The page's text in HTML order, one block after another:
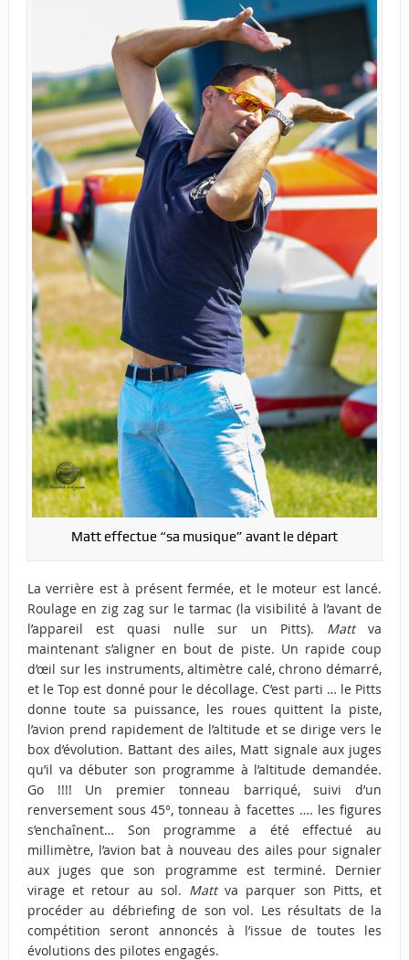
Matt effectue “sa musique” avant le départ
La verrière est à présent fermée, et le moteur est lancé.
Roulage en zig zag sur le tarmac (la visibilité à l’avant de
l’appareil est quasi nulle sur un Pitts). Mattva
maintenant s’aligner en bout de piste. Un rapide coup
d’œil sur les instruments, altimètre calé, chrono démarré,
et le Top est donné pour le décollage. C’est parti … le Pitts
donne toute sa puissance, les roues quittent la piste,
l’avion prend rapidement de l’altitude et se dirige vers le
box d’évolution. Battant des ailes, Matt signale aux juges
qu’il va débuter son programme à l’altitude demandée.
Go !!!! Un premier tonneau barriqué, suivi d’un
renversement sous 45°, tonneau à facettes …. les figures
s’enchaînent… Son programme a été effectué au
millimètre, l’avion bat à nouveau des ailes pour signaler
aux juges que son programme est terminé. Dernier
virage et retour au sol. Mattva parquer son Pitts, et
procéder au débriefing de son vol. Les résultats de la
compétition seront annoncés à l’issue de toutes les
évolutions des pilotes engagés.